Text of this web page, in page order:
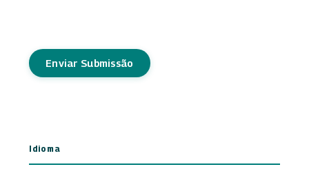
Enviar Submissão
Idioma